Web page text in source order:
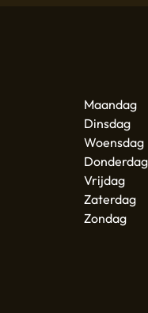
Maandag
Dinsdag
Woensdag
Donderdag
Vrijdag
Zaterdag
Zondag